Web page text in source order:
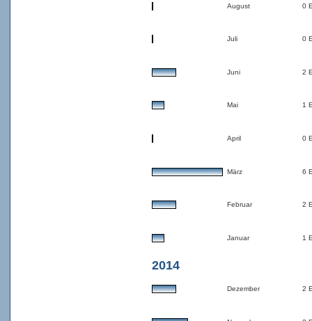
August 0
Juli 0
Juni 2
Mai 1
April 0
März 6
Februar 2
Januar 1
2014
Dezember 2